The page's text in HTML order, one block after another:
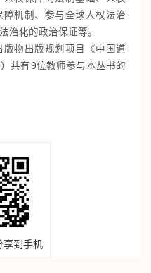
机制、参与全球人权法治
治化的政治保证等。
物出版规划项目《中国道
共有9位教师参与本丛书的
享到手机